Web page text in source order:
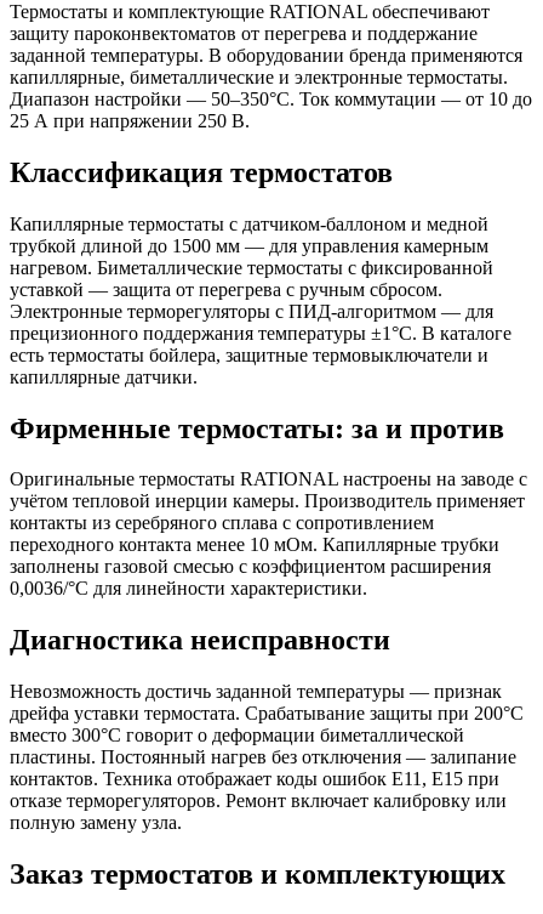
Термостаты и комплектующие RATIONAL обеспечивают
защиту пароконвектоматов от перегрева и поддержание
заданной температуры. В оборудовании бренда применяются
капиллярные, биметаллические и электронные термостаты.
Диапазон настройки — 50–350°C. Ток коммутации — от 10 до
25 А при напряжении 250 В.
Классификация термостатов
Капиллярные термостаты с датчиком-баллоном и медной
трубкой длиной до 1500 мм — для управления камерным
нагревом. Биметаллические термостаты с фиксированной
уставкой — защита от перегрева с ручным сбросом.
Электронные терморегуляторы с ПИД-алгоритмом — для
прецизионного поддержания температуры ±1°C. В каталоге
есть термостаты бойлера, защитные термовыключатели и
капиллярные датчики.
Фирменные термостаты: за и против
Оригинальные термостаты RATIONAL настроены на заводе с
учётом тепловой инерции камеры. Производитель применяет
контакты из серебряного сплава с сопротивлением
переходного контакта менее 10 мОм. Капиллярные трубки
заполнены газовой смесью с коэффициентом расширения
0,0036/°C для линейности характеристики.
Диагностика неисправности
Невозможность достичь заданной температуры — признак
дрейфа уставки термостата. Срабатывание защиты при 200°C
вместо 300°C говорит о деформации биметаллической
пластины. Постоянный нагрев без отключения — залипание
контактов. Техника отображает коды ошибок E11, E15 при
отказе терморегуляторов. Ремонт включает калибровку или
полную замену узла.
Заказ термостатов и комплектующих